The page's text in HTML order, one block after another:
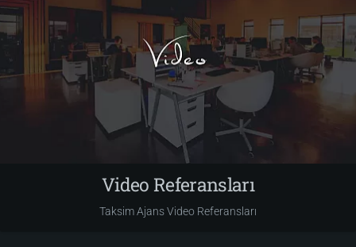
Video Referansları
Taksim Ajans Video Referansları